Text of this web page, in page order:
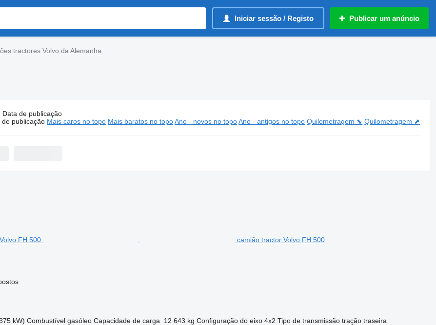
Iniciar sessão / Registo Publicar um anúncio
tractores Volvo da Alemanha
Camiões tractores Volvo da Alemanha
Data de publicação
de publicação Mais caros no topo Mais baratos no topo Ano - novos no topo Ano - antigos no topo Quilometragem ⬊ Quilometragem ⬈
camião tractor Volvo FH 500
kW) Combustível gasóleo Capacidade de carga 12 643 kg Configuração do eixo 4x2 Tipo de transmissão tração traseira